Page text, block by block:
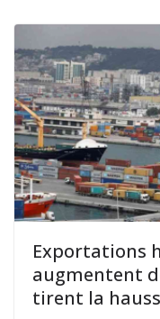
Exportations
augmentent
tirent la